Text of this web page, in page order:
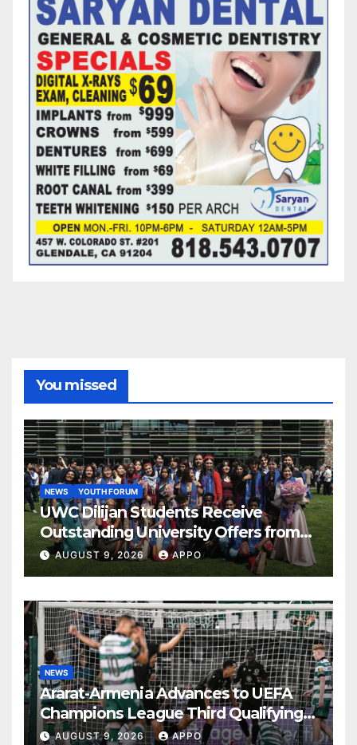
You missed
NEWS YOUTH FORUM
UWC Dilijan Students Receive
Outstanding University Offers from
the World’s Leading Institutions
AUGUST 9, 2026 APPO
NEWS
Ararat-Armenia Advances to UEFA
Champions League Third Qualifying
Round
AUGUST 9, 2026 APPO